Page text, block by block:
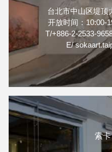
台北市中山区堤顶
开放时间：10:00-
T/+886-2-2533-
E/
索